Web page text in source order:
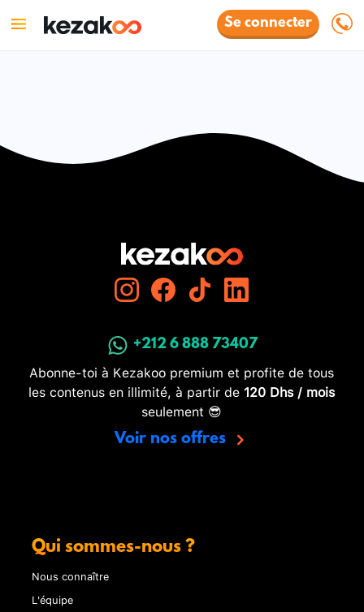
Se connecter
+212 6 888 73407
Abonne-toi à Kezakoo premium et profite de tous
les contenus en illimité, à partir de 120 Dhs / mois
seulement 😎
Voir nos offres
Qui sommes-nous ?
Nous connaître
L'équipe